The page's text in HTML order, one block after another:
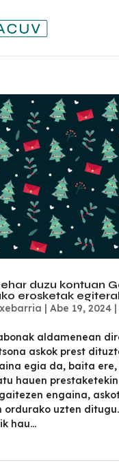
duzu kontuan
erosketak
| Abe 19, 2024|
aldamenean
askok prest
egia da, baita ere,
hauen
engaina,
ordurako uzten ditugu.
hau...